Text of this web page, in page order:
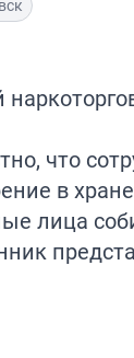
что
в
лица